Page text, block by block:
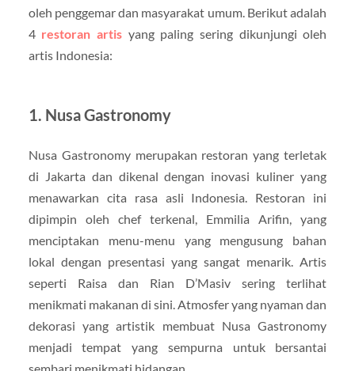
oleh penggemar dan masyarakat umum. Berikut adalah
4 restoran artis yang paling sering dikunjungi oleh
artis Indonesia:
1. Nusa Gastronomy
Nusa Gastronomy merupakan restoran yang terletak
di Jakarta dan dikenal dengan inovasi kuliner yang
menawarkan cita rasa asli Indonesia. Restoran ini
dipimpin oleh chef terkenal, Emmilia Arifin, yang
menciptakan menu-menu yang mengusung bahan
lokal dengan presentasi yang sangat menarik. Artis
seperti Raisa dan Rian D’Masiv sering terlihat
menikmati makanan di sini. Atmosfer yang nyaman dan
dekorasi yang artistik membuat Nusa Gastronomy
menjadi tempat yang sempurna untuk bersantai